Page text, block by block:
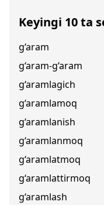
Keyingi 10 ta
g‘aram
g‘aram-g‘aram
g‘aramlagich
g‘aramlamoq
g‘aramlanish
g‘aramlanmoq
g‘aramlatmoq
g‘aramlattirmoq
g‘aramlash